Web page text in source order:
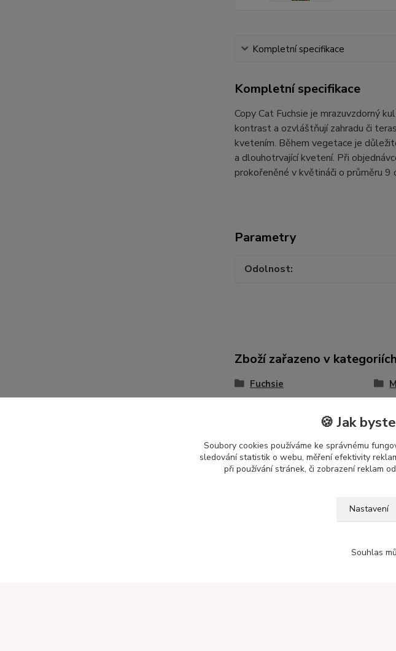
Kompletní specifikace
Kompletní specifikace
Copy Cat Fuchsie je mrazuvzdorný
kontrast a ozvláštňují zahradu či
kvetením. Během vegetace je
a dlouhotrvající kvetení. Při
prokořeněné v květináči o průměru 9
Parametry
Odolnost
Zboží zařazeno v kategoriích
Fuchsie
🍪 Jak
Soubory cookies používáme ke správnému
sledování statistik o webu, měření efektivity
při používání stránek, či zobrazení reklam
Nastavení
Souhlas